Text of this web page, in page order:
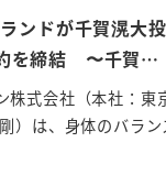
ンドが千賀滉大
を締結 〜千賀…
式会社（本社：東
）は、身体のバラ